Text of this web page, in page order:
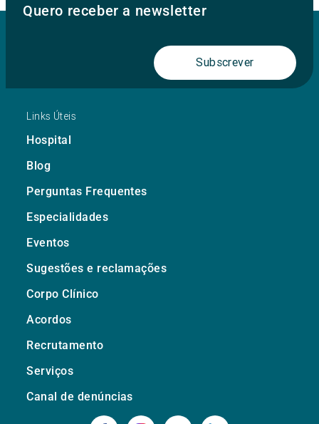
Quero receber a newsletter
Subscrever
Links Úteis
Hospital
Blog
Perguntas Frequentes
Especialidades
Eventos
Sugestões e reclamações
Corpo Clínico
Acordos
Recrutamento
Serviços
Canal de denúncias